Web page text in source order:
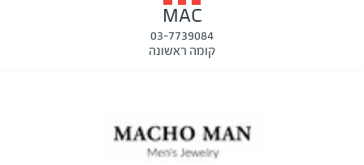
MAC
03-7739084
קומה ראשונה